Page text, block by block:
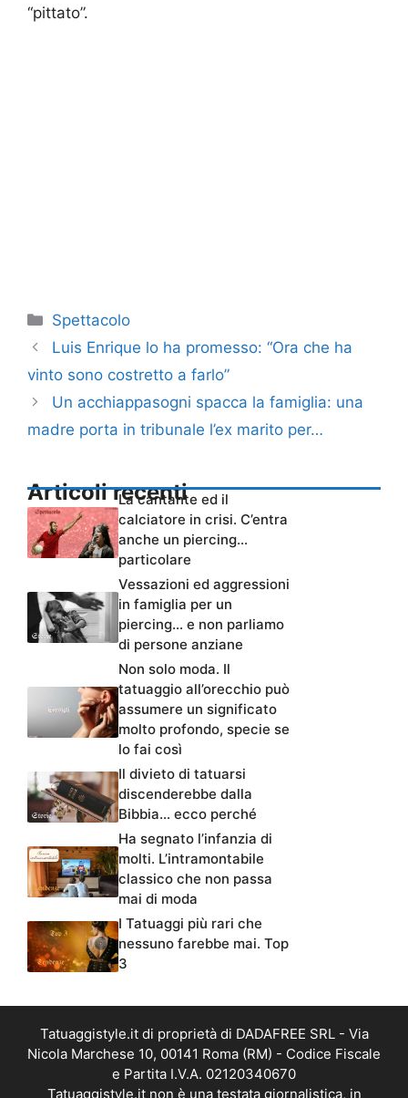
“pittato”.
Categorie
Spettacolo
Luis Enrique lo ha promesso: “Ora che ha
vinto sono costretto a farlo”
Un acchiappasogni spacca la famiglia: una
madre porta in tribunale l’ex marito per…
Articoli recenti
La cantante ed il
calciatore in crisi. C’entra
anche un piercing…
particolare
Vessazioni ed aggressioni
in famiglia per un
piercing… e non parliamo
di persone anziane
Non solo moda. Il
tatuaggio all’orecchio può
assumere un significato
molto profondo, specie se
lo fai così
Il divieto di tatuarsi
discenderebbe dalla
Bibbia… ecco perché
Ha segnato l’infanzia di
molti. L’intramontabile
classico che non passa
mai di moda
I Tatuaggi più rari che
nessuno farebbe mai. Top
3
Tatuaggistyle.it di proprietà di DADAFREE SRL - Via
Nicola Marchese 10, 00141 Roma (RM) - Codice Fiscale
e Partita I.V.A. 02120340670
Tatuaggistyle.it non è una testata giornalistica, in